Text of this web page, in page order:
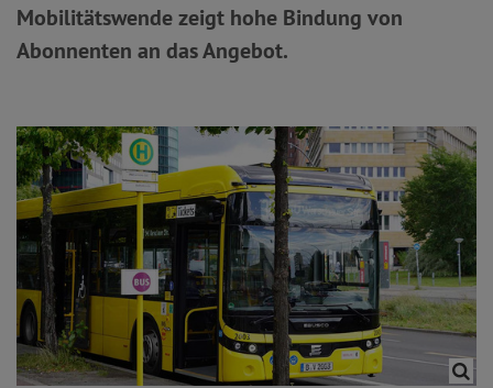
Mobilitätswende zeigt hohe Bindung von
Abonnenten an das Angebot.